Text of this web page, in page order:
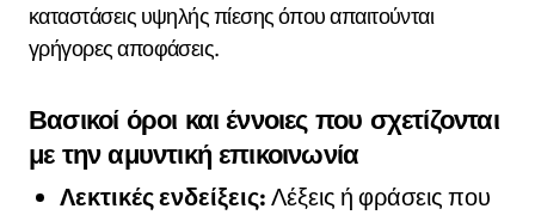
καταστάσεις υψηλής πίεσης όπου απαιτούνται
γρήγορες αποφάσεις.
Βασικοί όροι και έννοιες που σχετίζονται
με την αμυντική επικοινωνία
Λεκτικές ενδείξεις: Λέξεις ή φράσεις που